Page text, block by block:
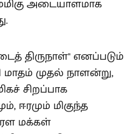
அடையாளமாக
திருநாள்" எனப்படும்
முதல் நாளன்று,
சிறப்பாக
ஈரமும் மிகுந்த
மக்கள்